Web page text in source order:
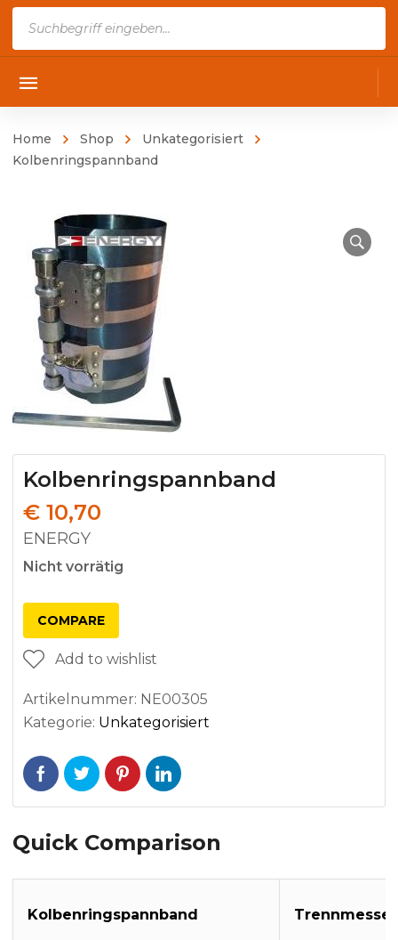
Home Shop
Unkategorisiert
Kolbenringspannband
Kolbenringspannband
€ 10,70
ENERGY
Nicht vorrätig
COMPARE
Add to wishlist
Artikelnummer: NE00305
Kategorie: Unkategorisiert
Quick Comparison
Kolbenringspannband